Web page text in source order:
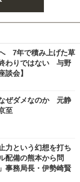
7年で積み上げた草
わりではない 与野
談会】
ぜダメなのか 元静
至
力という幻想を打ち
備の熊本から問
事務局長・伊勢崎賢